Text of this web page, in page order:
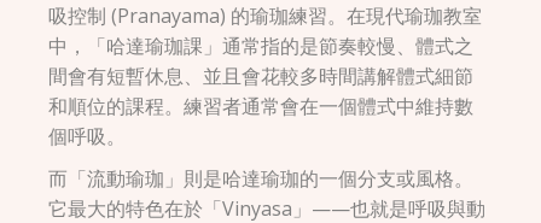
吸控制 (Pranayama) 的瑜珈練習。在現代瑜珈教室
中，「哈達瑜珈課」通常指的是節奏較慢、體式之
間會有短暫休息、並且會花較多時間講解體式細節
和順位的課程。練習者通常會在一個體式中維持數
個呼吸。
而「流動瑜珈」則是哈達瑜珈的一個分支或風格。
它最大的特色在於「Vinyasa」——也就是呼吸與動